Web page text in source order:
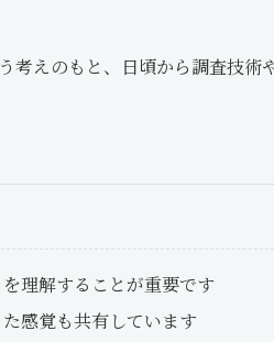
考えのもと、日頃から調査技術
理解することが重要です
感覚も共有しています